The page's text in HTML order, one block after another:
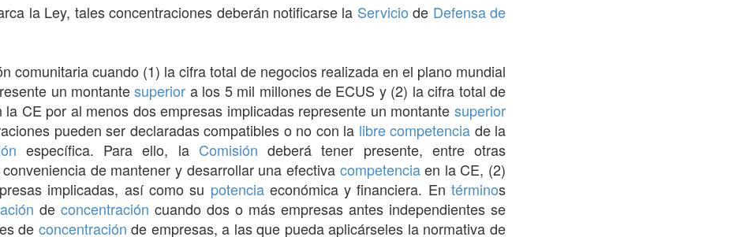
la Ley, tales concentraciones deberán notificarse la Servicio de Defensa de
comunitaria cuando (1) la cifra total de negocios realizada en el plano mundial
un montantesuperior a los 5 mil millones de ECUS y (2) la cifra total de
la CE por al menos dos empresas implicadas represente un montantesuperior
pueden ser declaradas compatibles o no con la libre competencia de la
específica. Para ello, la Comisión deberá tener presente, entre otras
de mantener y desarrollar una efectiva competenciaen la CE, (2)
implicadas, así como su potenciaeconómica y financiera. Entérminos
de concentración cuando dos o más empresas antes independientes se
de concentración de empresas, a las que pueda aplicárseles la normativa de